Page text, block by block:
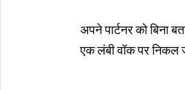
अपने पार्टनर को बिना
एक लंबी वॉक पर निकल